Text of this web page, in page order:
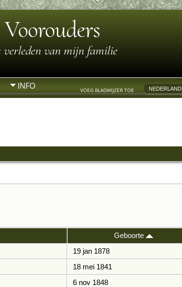
van mijn familie
INFO VOEG BLADWIJZER TOE
Geboorte
19 jan 1878
18 mei 1841
6 nov 1848